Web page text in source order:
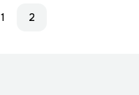
1 2